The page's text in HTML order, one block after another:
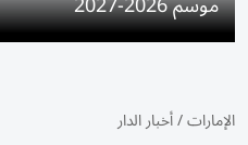
الإمارات/أخبار الدار